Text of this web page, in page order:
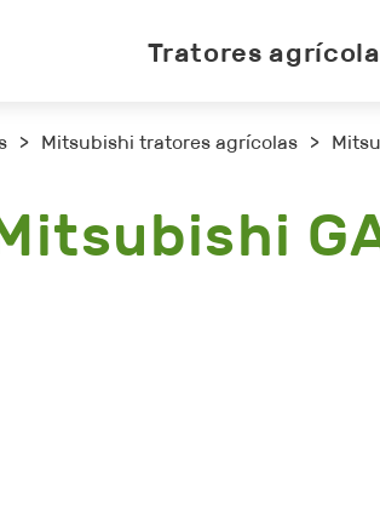
Tratores
> Mitsubishi tratores agrícolas >